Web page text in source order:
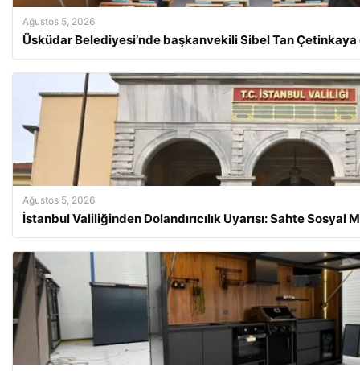
Ağustos 5, 2026
Üsküdar Belediyesi’nde başkanvekili Sibel Tan Çetinkaya
Ağustos 5, 2026
İstanbul Valiliğinden Dolandırıcılık Uyarısı: Sahte Sosyal